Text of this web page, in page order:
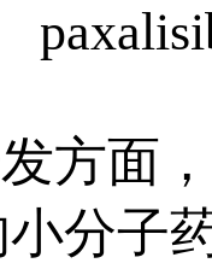
方面
小分子